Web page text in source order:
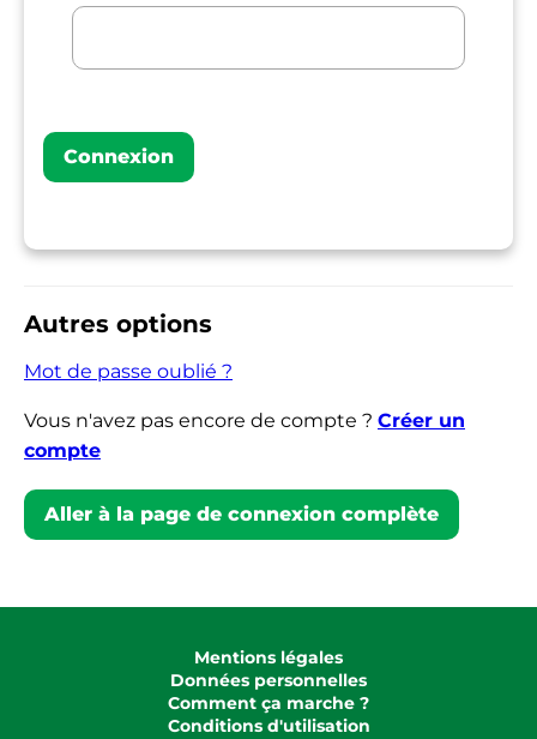
Autres options
Mot de passe oublié ?
Vous n'avez pas encore de compte ? Créer un
compte
Aller à la page de connexion complète
Mentions légales
Données personnelles
Comment ça marche ?
Conditions d'utilisation